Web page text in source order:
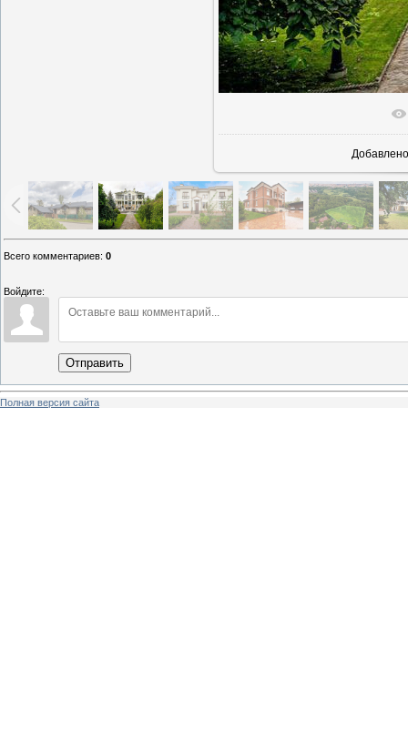
В
Добавлено
Всего комментариев: 0
Войдите:
Отправить
Полная версия сайта